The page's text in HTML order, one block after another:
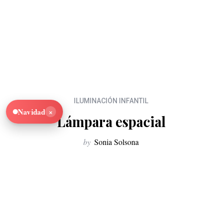
ILUMINACIÓN INFANTIL
Lámpara espacial
by Sonia Solsona
Navidad ×